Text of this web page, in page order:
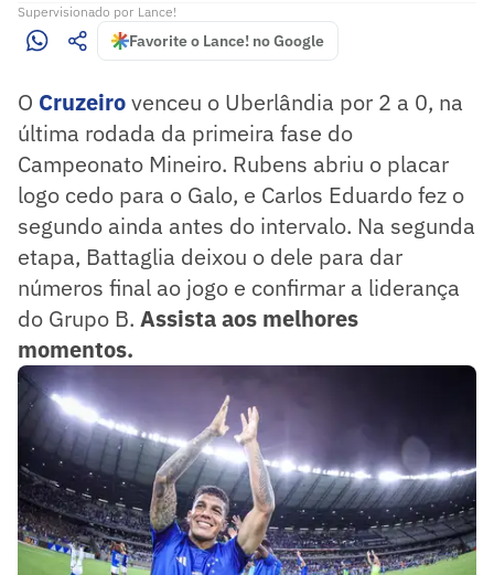
Supervisionado por Lance!
Favorite o Lance! no Google
O Cruzeirovenceu o Uberlândia por 2 a 0, na
última rodada da primeira fase do
Campeonato Mineiro. Rubens abriu o placar
logo cedo para o Galo, e Carlos Eduardo fez o
segundo ainda antes do intervalo. Na segunda
etapa, Battaglia deixou o dele para dar
números final ao jogo e confirmar a liderança
do Grupo B. Assista aos melhores
momentos.